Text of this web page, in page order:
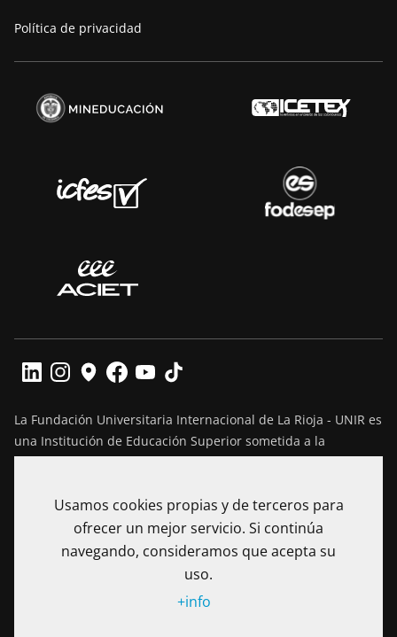
Política de privacidad
La Fundación Universitaria Internacional de La Rioja - UNIR es
una Institución de Educación Superior sometida a la
inspección y vigilancia del Ministerio de Educación Nacional
mediante Resolución No. 13130 del 7 de julio de 2017
expedida por el Ministerio de Educación Nacional.
Calle 100 No. 19-61 piso 8º, Bogotá – Colombia Teléfono: (+57)
Usamos cookies propias y de terceros para
ofrecer un mejor servicio. Si continúa
navegando, consideramos que acepta su
uso.
+info